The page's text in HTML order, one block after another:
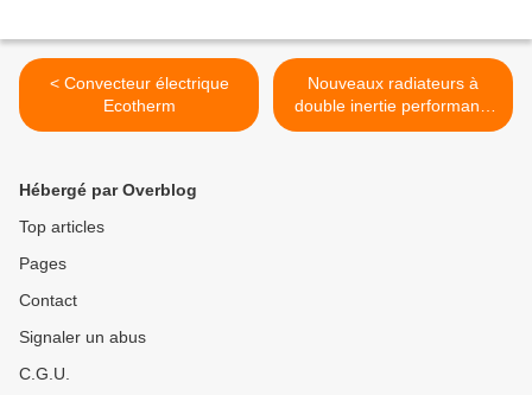
< Convecteur électrique
Ecotherm
Nouveaux radiateurs à
double inertie performants
et économiques ECOBI. >
Hébergé par Overblog
Top articles
Pages
Contact
Signaler un abus
C.G.U.